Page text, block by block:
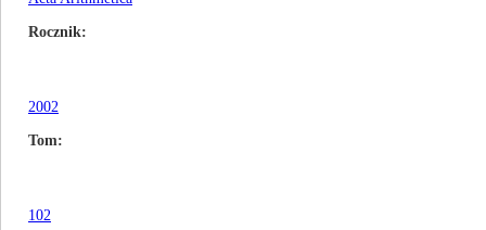
Rocznik
2002
Tom
102